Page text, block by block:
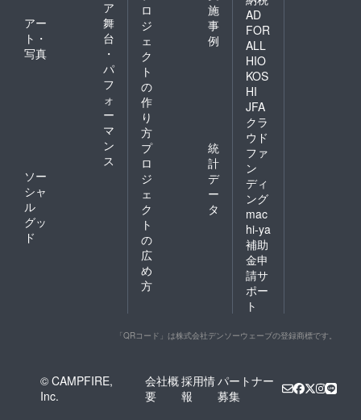
ア
アー
ト・
写真
舞
台
・
パ
フ
ォ
ー
マ
ン
ス
ソー
シャ
ル
グッ
ド
ロ
ジ
ェ
ク
ト
の
作
り
方
施
事
例
プ
ロ
ジ
ェ
ク
ト
の
広
め
方
統
計
デ
ー
タ
AD
FOR
ALL
HIO
KOS
HI
JFA
クラ
ウド
ファ
ン
ディ
ング
mac
hi-ya
補助
金申
請サ
ポー
ト
「QRコード」は株式会社デンソーウェーブの登録商標です。
© CAMPFIRE,
Inc.
会社概
要
採用情
報
パートナー
募集